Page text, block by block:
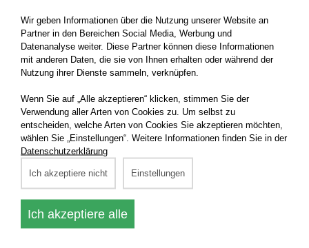
Fragen Sie nach einem
individuellen Angebot
Wir entwerfen, fertigen und montieren Vitrinen für Ihre
Ausstellung:
Kontaktieren Sie uns
Wir geben Informationen über die Nutzung unserer Website an
Partner in den Bereichen Social Media, Werbung und
Datenanalyse weiter. Diese Partner können diese Informationen
mit anderen Daten, die sie von Ihnen erhalten oder während der
Nutzung ihrer Dienste sammeln, verknüpfen.
Wenn Sie auf „Alle akzeptieren“ klicken, stimmen Sie der
Verwendung aller Arten von Cookies zu. Um selbst zu
entscheiden, welche Arten von Cookies Sie akzeptieren möchten,
wählen Sie „Einstellungen“. Weitere Informationen finden Sie in der
Datenschutzerklärung
Ich akzeptiere nicht Einstellungen
Ich akzeptiere alle